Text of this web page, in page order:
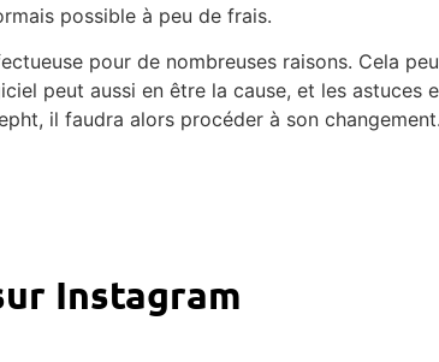
possible à peu de frais.
pour de nombreuses raisons. Cela
peut aussi en être la cause, et les astuces
il faudra alors procéder à son
Instagram